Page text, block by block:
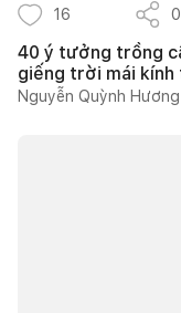
16 0
40 ý tưởng trồng
giếng trời mái
Nguyễn Quỳnh Hương